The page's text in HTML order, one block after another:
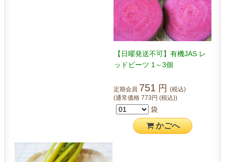
【日曜発送不可】有機JAS レ
ッドビーツ 1～3個
定期会員 751 円 (税込)
(通常価格 773 円 (税込))
袋
かごへ